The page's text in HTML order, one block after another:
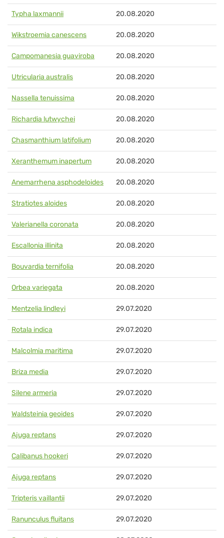
Typha laxmannii 20.08.2020
Wikstroemia canescens 20.08.2020
Campomanesia guaviroba 20.08.2020
Utricularia australis 20.08.2020
Nassella tenuissima 20.08.2020
Richardia lutwychei 20.08.2020
Chasmanthium latifolium 20.08.2020
Xeranthemum inapertum 20.08.2020
Anemarrhena asphodeloides 20.08.2020
Stratiotes aloides 20.08.2020
Valerianella coronata 20.08.2020
Escallonia illinita 20.08.2020
Bouvardia ternifolia 20.08.2020
Orbea variegata 20.08.2020
Mentzelia lindleyi 29.07.2020
Rotala indica 29.07.2020
Malcolmia maritima 29.07.2020
Briza media 29.07.2020
Silene armeria 29.07.2020
Waldsteinia geoides 29.07.2020
Ajuga reptans 29.07.2020
Calibanus hookeri 29.07.2020
Ajuga reptans 29.07.2020
Tripteris vaillantii 29.07.2020
Ranunculus fluitans 29.07.2020